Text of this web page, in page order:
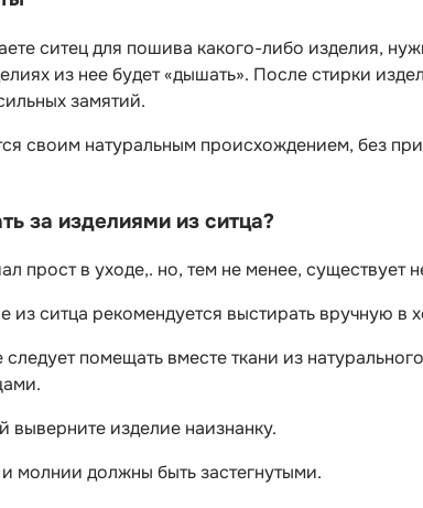
ситец для пошива какого-либо изделия,
из нее будет «дышать». После стирки
замятий.
своим натуральным происхождением, без
за изделиями из ситца?
прост в уходе,. но, тем не менее,
из ситца рекомендуется выстирать вручную в
помещать вместе ткани из
выверните изделие наизнанку.
молнии должны быть застегнутыми.